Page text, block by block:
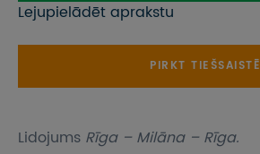
Lejupielādēt aprakstu
PIRKT TIEŠSAISTĒ
Lidojums Rīga – Milāna – Rīga.